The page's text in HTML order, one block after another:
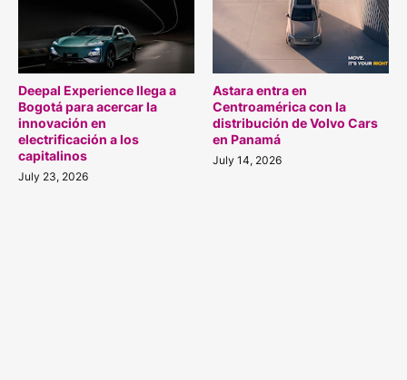
Deepal Experience llega a
Bogotá para acercar la
innovación en
electrificación a los
capitalinos
July 23, 2026
Astara entra en
Centroamérica con la
distribución de Volvo Cars
en Panamá
July 14, 2026